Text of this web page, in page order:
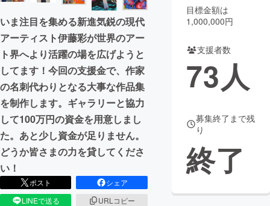
CAMPFIREふるさと納税machi-ya コミュニティ
いま注目を集める新進気鋭の現代
アーティスト伊藤彩が世界のアー
ト界へより活躍の場を広げようと
してます！今回の支援金で、作家
の名刺代わりとなる大事な作品集
を制作します。ギャラリーと協力
して100万円の資金を用意しまし
た。あと少し資金が足りません。
どうか皆さまの力を貸してくださ
い！
ポスト
シェア
LINEで送る
URLコピー
目標金額は
1,000,000円
支援者数
73人
募集終了まで残
り
終了